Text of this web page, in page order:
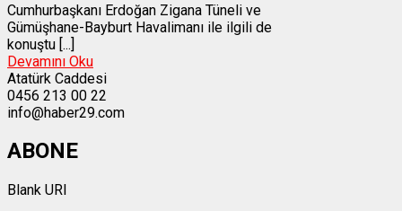
Cumhurbaşkanı Erdoğan Zigana Tüneli ve
Gümüşhane-Bayburt Havalimanı ile ilgili de
konuştu [...]
Devamını Oku
Atatürk Caddesi
0456 213 00 22
info@haber29.com
ABONE
Blank URI